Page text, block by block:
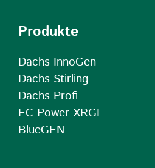
Produkte
Dachs InnoGen
Dachs Stirling
Dachs Profi
EC Power XRGI
BlueGEN